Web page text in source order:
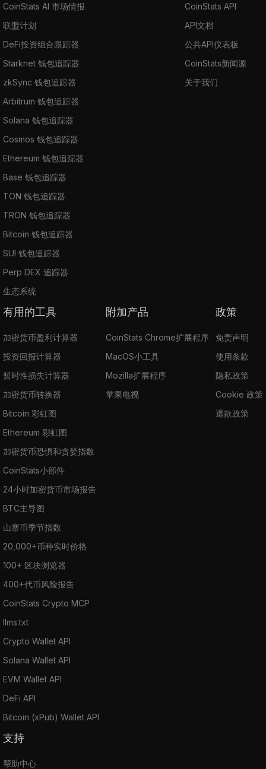
CoinStats AI 市场情报
联盟计划
DeFi投资组合跟踪器
Starknet 钱包追踪器
zkSync 钱包追踪器
Arbitrum 钱包追踪器
Solana 钱包追踪器
Cosmos 钱包追踪器
Ethereum 钱包追踪器
Base 钱包追踪器
TON 钱包追踪器
TRON 钱包追踪器
Bitcoin 钱包追踪器
SUI 钱包追踪器
Perp DEX 追踪器
生态系统
CoinStats API
API文档
公共API仪表板
CoinStats新闻源
关于我们
有用的工具
加密货币盈利计算器
投资回报计算器
暂时性损失计算器
加密货币转换器
Bitcoin 彩虹图
Ethereum 彩虹图
加密货币恐惧和贪婪指数
CoinStats小部件
24小时加密货币市场报告
BTC主导图
山寨币季节指数
20,000+币种实时价格
100+ 区块浏览器
400+代币风险报告
CoinStats Crypto MCP
llms.txt
Crypto Wallet API
Solana Wallet API
EVM Wallet API
DeFi API
Bitcoin (xPub) Wallet API
附加产品
CoinStats Chrome扩展程序
MacOS小工具
Mozilla扩展程序
苹果电视
政策
免责声明
使用条款
隐私政策
Cookie 政策
退款政策
支持
帮助中心